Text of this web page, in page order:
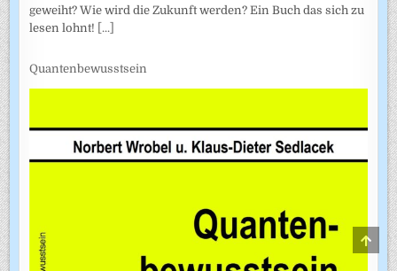
geweiht? Wie wird die Zukunft werden? Ein Buch das sich zu
lesen lohnt! [...]
Quantenbewusstsein
TO
TOP